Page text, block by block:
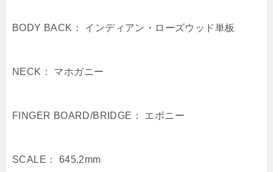
BODY BACK： インディアン・ローズウッド単板
NECK： マホガニー
FINGER BOARD/BRIDGE： エボニー
SCALE： 645.2mm